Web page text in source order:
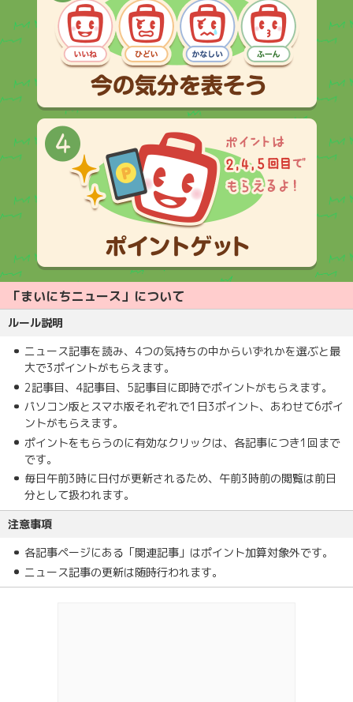
「まいにちニュース」について
ルール説明
ニュース記事を読み、4つの気持ちの中からいずれかを選ぶと最
大で3ポイントがもらえます。
2記事目、4記事目、5記事目に即時でポイントがもらえます。
パソコン版とスマホ版それぞれで1日3ポイント、あわせて6ポイ
ントがもらえます。
ポイントをもらうのに有効なクリックは、各記事につき1回まで
です。
毎日午前3時に日付が更新されるため、午前3時前の閲覧は前日
分として扱われます。
注意事項
各記事ページにある「関連記事」はポイント加算対象外です。
ニュース記事の更新は随時行われます。